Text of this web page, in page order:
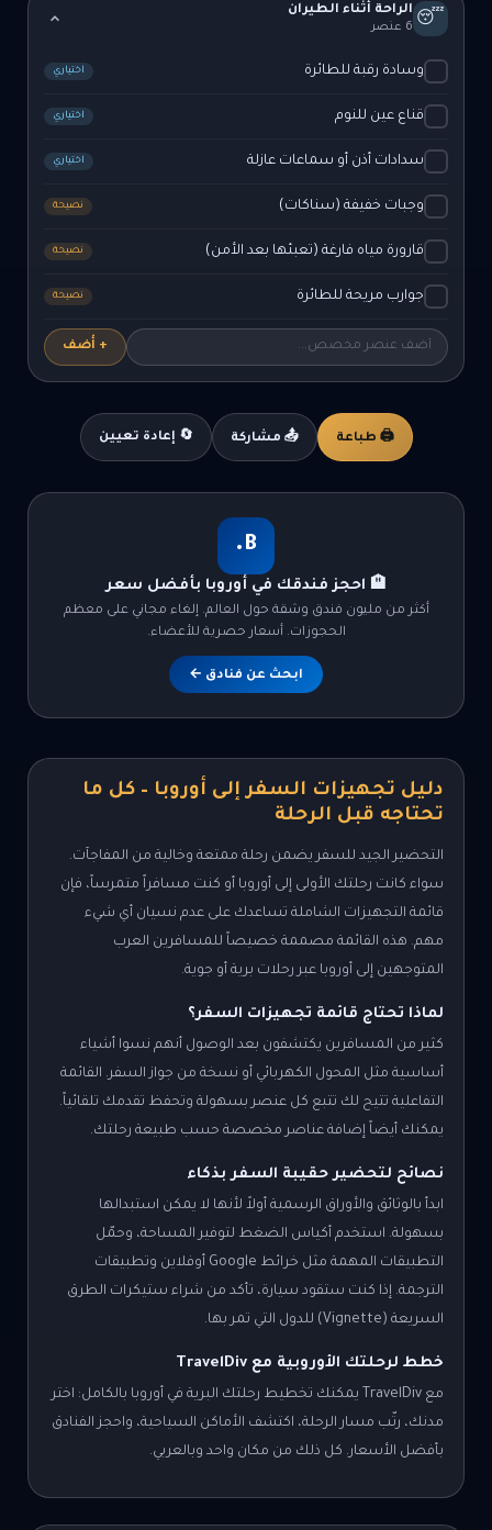
😴
الراحة أثناء الطيران
6 عنصر
وسادة رقبة للطائرة اختياري
قناع عين للنوم اختياري
سدادات أذن أو سماعات عازلة اختياري
وجبات خفيفة (سناكات) نصيحة
قارورة مياه فارغة (تعبئها بعد الأمن) نصيحة
جوارب مريحة للطائرة نصيحة
+ أضف
🖨️ طباعة 📤 مشاركة 🔄 إعادة تعيين
B.
🏨 احجز فندقك في أوروبا بأفضل سعر
أكثر من مليون فندق وشقة حول العالم. إلغاء مجاني على معظم
الحجوزات. أسعار حصرية للأعضاء.
ابحث عن فنادق ←
دليل تجهيزات السفر إلى أوروبا – كل ما
تحتاجه قبل الرحلة
التحضير الجيد للسفر يضمن رحلة ممتعة وخالية من المفاجآت.
سواء كانت رحلتك الأولى إلى أوروبا أو كنت مسافراً متمرساً، فإن
قائمة التجهيزات الشاملة تساعدك على عدم نسيان أي شيء
مهم. هذه القائمة مصممة خصيصاً للمسافرين العرب
المتوجهين إلى أوروبا عبر رحلات برية أو جوية.
لماذا تحتاج قائمة تجهيزات السفر؟
كثير من المسافرين يكتشفون بعد الوصول أنهم نسوا أشياء
أساسية مثل المحول الكهربائي أو نسخة من جواز السفر. القائمة
التفاعلية تتيح لك تتبع كل عنصر بسهولة وتحفظ تقدمك تلقائياً.
يمكنك أيضاً إضافة عناصر مخصصة حسب طبيعة رحلتك.
نصائح لتحضير حقيبة السفر بذكاء
ابدأ بالوثائق والأوراق الرسمية أولاً لأنها لا يمكن استبدالها
بسهولة. استخدم أكياس الضغط لتوفير المساحة، وحمّل
التطبيقات المهمة مثل خرائط Google أوفلاين وتطبيقات
الترجمة. إذا كنت ستقود سيارة، تأكد من شراء ستيكرات الطرق
السريعة (Vignette) للدول التي تمر بها.
خطط لرحلتك الأوروبية مع TravelDiv
مع TravelDiv يمكنك تخطيط رحلتك البرية في أوروبا بالكامل: اختر
مدنك، رتّب مسار الرحلة، اكتشف الأماكن السياحية، واحجز الفنادق
بأفضل الأسعار. كل ذلك من مكان واحد وبالعربي.